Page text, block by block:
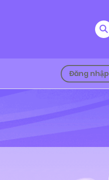
Đăng nhập